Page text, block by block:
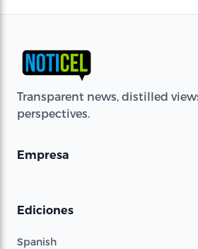
Transparent news, distilled
perspectives.
Empresa
Ediciones
Spanish